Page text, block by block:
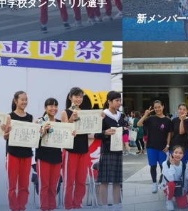
学校ダンスドリル選手
新メンバ